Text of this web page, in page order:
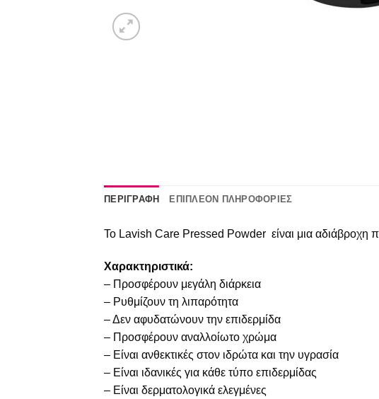
ΠΕΡΙΓΡΑΦΉ ΕΠΙΠΛΈΟΝ ΠΛΗΡΟΦΟΡΊΕΣ
Το Lavish Care Pressed Powder είναι μια
Χαρακτηριστικά:
– Προσφέρουν μεγάλη διάρκεια
– Ρυθμίζουν τη λιπαρότητα
– Δεν αφυδατώνουν την επιδερμίδα
– Προσφέρουν αναλλοίωτο χρώμα
– Είναι ανθεκτικές στον ιδρώτα και την υγρασία
– Είναι ιδανικές για κάθε τύπο επιδερμίδας
– Είναι δερματολογικά ελεγμένες